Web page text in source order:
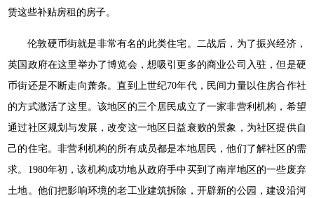
赁这些补贴房租的房子。
伦敦硬币街就是非常有名的此类住宅。二战后，为了振兴经济，
英国政府在这里举办了博览会，想吸引更多的商业公司入驻，但是硬
币街还是不断走向萧条。直到上世纪70年代，民间力量以住房合作社
的方式激活了这里。该地区的三个居民成立了一家非营利机构，希望
通过社区规划与发展，改变这一地区日益衰败的景象，为社区提供自
己的住宅。非营利机构的所有成员都是本地居民，他们了解社区的需
求。1980年初，该机构成功地从政府手中买到了南岸地区的一些废弃
土地。他们把影响环境的老工业建筑拆除，开辟新的公园，建设沿河